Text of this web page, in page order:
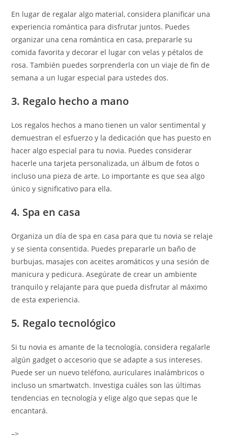
En lugar de regalar algo material, considera planificar una
experiencia romántica para disfrutar juntos. Puedes
organizar una cena romántica en casa, prepararle su
comida favorita y decorar el lugar con velas y pétalos de
rosa. También puedes sorprenderla con un viaje de fin de
semana a un lugar especial para ustedes dos.
3. Regalo hecho a mano
Los regalos hechos a mano tienen un valor sentimental y
demuestran el esfuerzo y la dedicación que has puesto en
hacer algo especial para tu novia. Puedes considerar
hacerle una tarjeta personalizada, un álbum de fotos o
incluso una pieza de arte. Lo importante es que sea algo
único y significativo para ella.
4. Spa en casa
Organiza un día de spa en casa para que tu novia se relaje
y se sienta consentida. Puedes prepararle un baño de
burbujas, masajes con aceites aromáticos y una sesión de
manicura y pedicura. Asegúrate de crear un ambiente
tranquilo y relajante para que pueda disfrutar al máximo
de esta experiencia.
5. Regalo tecnológico
Si tu novia es amante de la tecnología, considera regalarle
algún gadget o accesorio que se adapte a sus intereses.
Puede ser un nuevo teléfono, auriculares inalámbricos o
incluso un smartwatch. Investiga cuáles son las últimas
tendencias en tecnología y elige algo que sepas que le
encantará.
–>